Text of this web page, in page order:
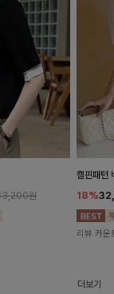
원
캘핀패턴
18%
리뷰 카운
더보기